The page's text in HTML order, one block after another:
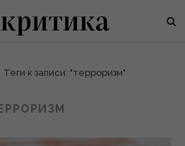
Теги к записи: "терроризм"